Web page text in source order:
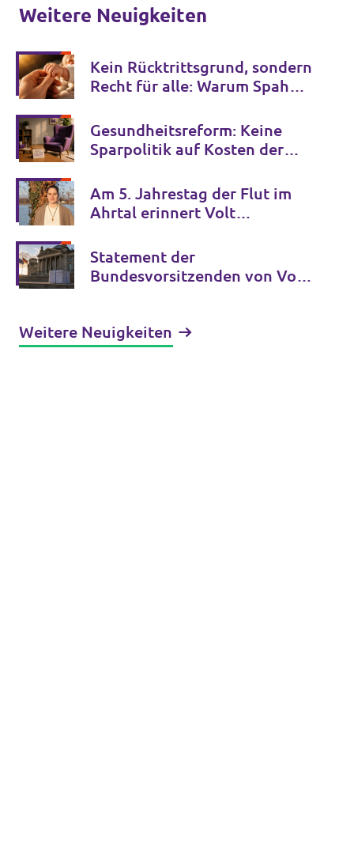
Weitere Neuigkeiten
Kein Rücktrittsgrund, sondern
Recht für alle: Warum Spahns
bleiben darf
Gesundheitsreform: Keine
Sparpolitik auf Kosten der
Am 5. Jahrestag der Flut im
Ahrtal erinnert Volt
Klimakrise und fordert
entschlossenes Handeln
Statement der
Bundesvorsitzenden von Volt
Weitere Neuigkeiten